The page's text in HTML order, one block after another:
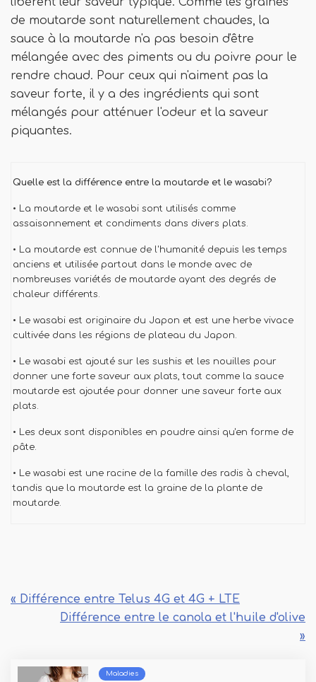
de moutarde sont naturellement chaudes, la
sauce à la moutarde n'a pas besoin d'être
mélangée avec des piments ou du poivre pour le
rendre chaud. Pour ceux qui n'aiment pas la
saveur forte, il y a des ingrédients qui sont
mélangés pour atténuer l'odeur et la saveur
piquantes.
Quelle est la différence entre la moutarde et le wasabi?
• La moutarde et le wasabi sont utilisés comme
assaisonnement et condiments dans divers plats.
• La moutarde est connue de l'humanité depuis les temps
anciens et utilisée partout dans le monde avec de
nombreuses variétés de moutarde ayant des degrés de
chaleur différents.
• Le wasabi est originaire du Japon et est une herbe vivace
cultivée dans les régions de plateau du Japon.
• Le wasabi est ajouté sur les sushis et les nouilles pour
donner une forte saveur aux plats, tout comme la sauce
moutarde est ajoutée pour donner une saveur forte aux
plats.
• Les deux sont disponibles en poudre ainsi qu'en forme de
pâte.
• Le wasabi est une racine de la famille des radis à cheval,
tandis que la moutarde est la graine de la plante de
moutarde.
« Différence entre Telus 4G et 4G + LTE
Différence entre le canola et l'huile d'olive
»
Maladies